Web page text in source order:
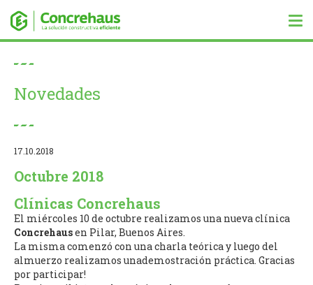
Novedades
17.10.2018
Octubre 2018
Clínicas Concrehaus
El miércoles 10 de octubre realizamos una nueva clínica
Concrehausen Pilar, Buenos Aires.
La misma comenzó con una charla teórica y luego del
almuerzo realizamos unademostración práctica. Gracias
por participar!